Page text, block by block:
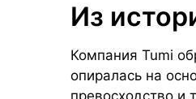
Из
Компания Tumi
опиралась на